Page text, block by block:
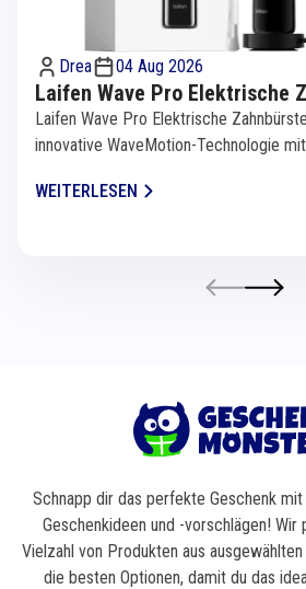
Drea 04 Aug 2026
Laifen Wave Pro Elektrische
Laifen Wave Pro Elektrische
innovative WaveMotion-Technologie
WEITERLESEN
Schnapp dir das perfekte Geschenk mit
Geschenkideen und -vorschlägen!
Vielzahl von Produkten aus
die besten Optionen, damit du das